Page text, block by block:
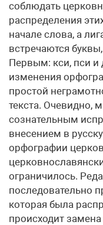
соблюдать
распределения
начале слова, а
встречаются
Первым: кси, пси и
изменения
простой
текста. Очевидно,
сознательным
внесением в
орфографии
ограничилось.
последовательно
которая была
происходит